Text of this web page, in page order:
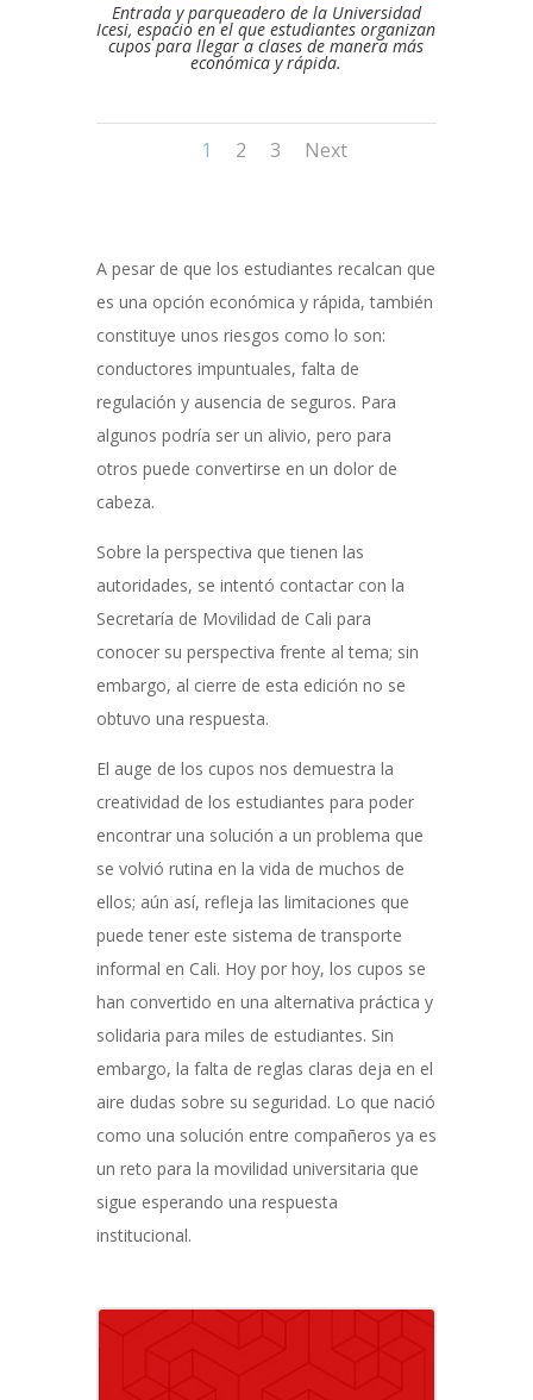
Entrada y parqueadero de la Universidad
Icesi, espacio en el que estudiantes organizan
cupos para llegar a clases de manera más
económica y rápida.
1 2 3 Next
A pesar de que los estudiantes recalcan que
es una opción económica y rápida, también
constituye unos riesgos como lo son:
conductores impuntuales, falta de
regulación y ausencia de seguros. Para
algunos podría ser un alivio, pero para
otros puede convertirse en un dolor de
cabeza.
Sobre la perspectiva que tienen las
autoridades, se intentó contactar con la
Secretaría de Movilidad de Cali para
conocer su perspectiva frente al tema; sin
embargo, al cierre de esta edición no se
obtuvo una respuesta.
El auge de los cupos nos demuestra la
creatividad de los estudiantes para poder
encontrar una solución a un problema que
se volvió rutina en la vida de muchos de
ellos; aún así, refleja las limitaciones que
puede tener este sistema de transporte
informal en Cali. Hoy por hoy, los cupos se
han convertido en una alternativa práctica y
solidaria para miles de estudiantes. Sin
embargo, la falta de reglas claras deja en el
aire dudas sobre su seguridad. Lo que nació
como una solución entre compañeros ya es
un reto para la movilidad universitaria que
sigue esperando una respuesta
institucional.